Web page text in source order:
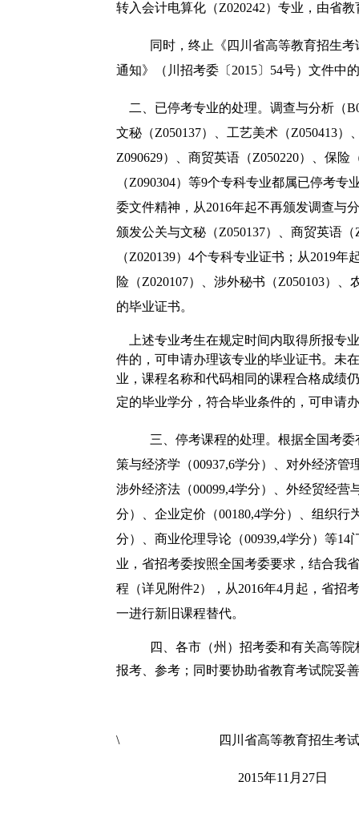
转入会计电算化（Z020242）专业，由省
同时，终止《四川省高等教育招生
通知》（川招考委〔 2015〕 54号）文件中
二、已停考专业的处理。 调查与分析（
文秘（Z050137）、工艺美术（Z050413）
Z090629）、商贸英语（Z050220）、保险
（Z090304）等9个专科专业都属已停考专
委文件精神，从2016年起不再颁发调查与
颁发公关与文秘（Z050137）、商贸英语（
（Z020139） 4个专科专业证书；从2019年
险（Z020107）、涉外秘书（Z050103）、
的毕业证书。
上述专业考生在规定时间内取得所报专
件的，可申请办理该专业的毕业证书。未
业，课程名称和代码相同的课程合格成绩
定的毕业学分，符合毕业条件的，可申请
三、停考课程的处理。 根据全国考委
策与经济学（00937,6学分）、对外经济管
涉外经济法（00099,4学分）、外经贸经营
分）、企业定价（00180,4学分）、组织行
分）、商业伦理导论（00939,4学分）等14
业，省招考委按照全国考委要求，结合我
程（详见附件2），从2016年4月起，省招
一进行新旧课程替代。
四、 各市（州）招考委和有关高等
报考、参考；同时要协助省教育考试院妥
\ 四川省高等教育招生考试
2015年11 月 27日